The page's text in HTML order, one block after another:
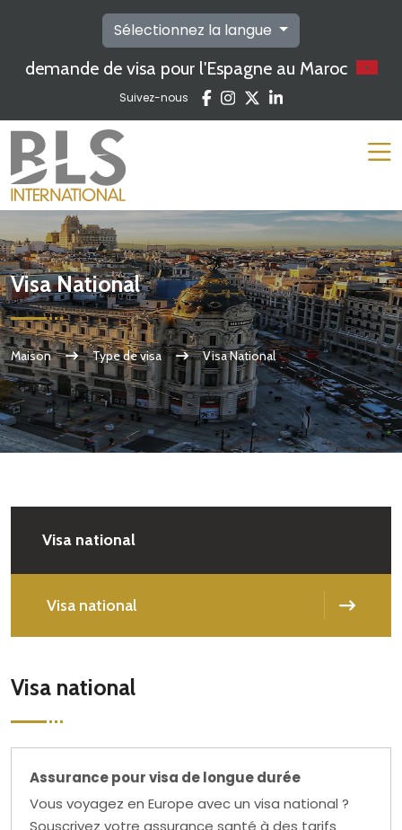
Sélectionnez la langue
demande de visa pour l'Espagne au Maroc
Suivez-nous
Visa National
Maison Type de visa Visa National
Visa national
Visa national
Visa national
Assurance pour visa de longue durée
Vous voyagez en Europe avec un visa national ?
Souscrivez votre assurance santé à des tarifs